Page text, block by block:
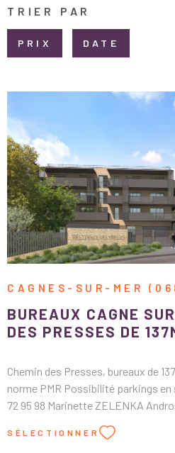
TRIER PAR
PRIX DATE
CAGNES-SUR-MER
BUREAUX CAGNE
DES PRESSES DE
Chemin des Presses, bureaux de
norme PMR Possibilité parkings
72 95 98 Marinette ZELENKA
SÉLECTIONNER
VOIR LE